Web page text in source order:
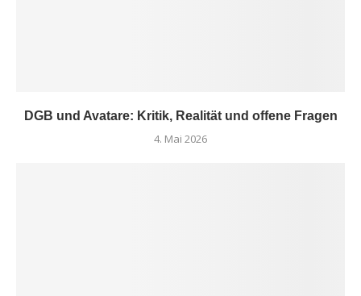
DGB und Avatare: Kritik, Realität und offene Fragen
4. Mai 2026